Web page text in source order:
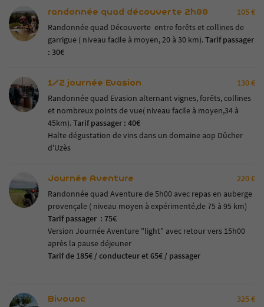
randonnée quad découverte 2h00
105 €
Randonnée quad Découverte entre forêts et collines de
garrigue ( niveau facile à moyen, 20 à 30 km).Tarif passager
: 30€
1/2 journée Evasion
130 €
Randonnée quad Evasion alternant vignes, forêts, collines
et nombreux points de vue( niveau facile à moyen,34 à
45km).Tarif passager : 40€
Halte dégustation de vins dans un domaine aop Dûcher
d'Uzès
Journée Aventure
220 €
Randonnée quad Aventure de 5h00 avec repas en auberge
provençale ( niveau moyen à expérimenté,de 75 à 95 km)
Tarif passager : 75€
Version Journée Aventure "light" avec retour vers 15h00
après la pause déjeuner
Tarif de 185€ / conducteur et 65€ / passager
Bivouac
325 €